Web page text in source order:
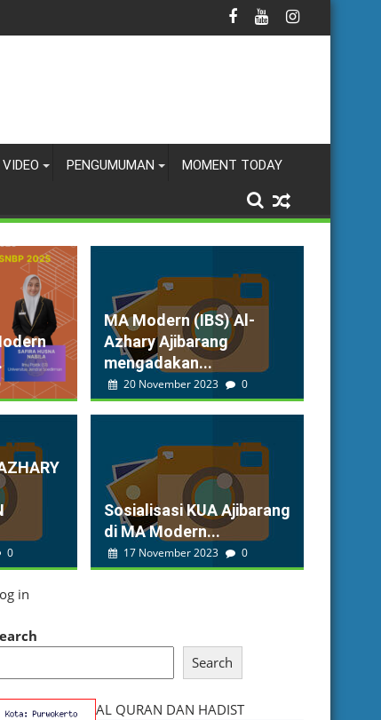
VIDEO PENGUMUMAN MOMENT TODAY
0
MA Modern (IBS) Al-
Azhary Ajibarang
mengadakan...
20 November 2023 0
Sosialisasi KUA Ajibarang
di MA Modern...
17 November 2023 0
in
Search
AL QURAN DAN HADIST